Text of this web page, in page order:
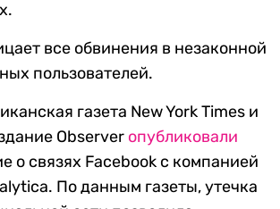
все обвинения в незаконной
пользователей.
газета New York Times и
Observer опубликовали
о связях Facebook с компанией
По данным газеты, утечка